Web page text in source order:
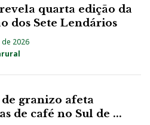
quarta edição da
dos Sete Lendários
2026
de granizo afeta
de café no Sul de ...